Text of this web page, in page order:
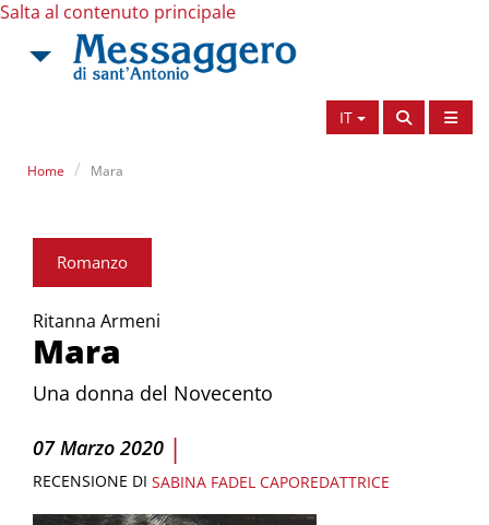
Salta al contenuto principale
IT
Home Mara
Romanzo
Ritanna Armeni
Mara
Una donna del Novecento
07 Marzo 2020 |
RECENSIONE DI SABINA FADEL CAPOREDATTRICE